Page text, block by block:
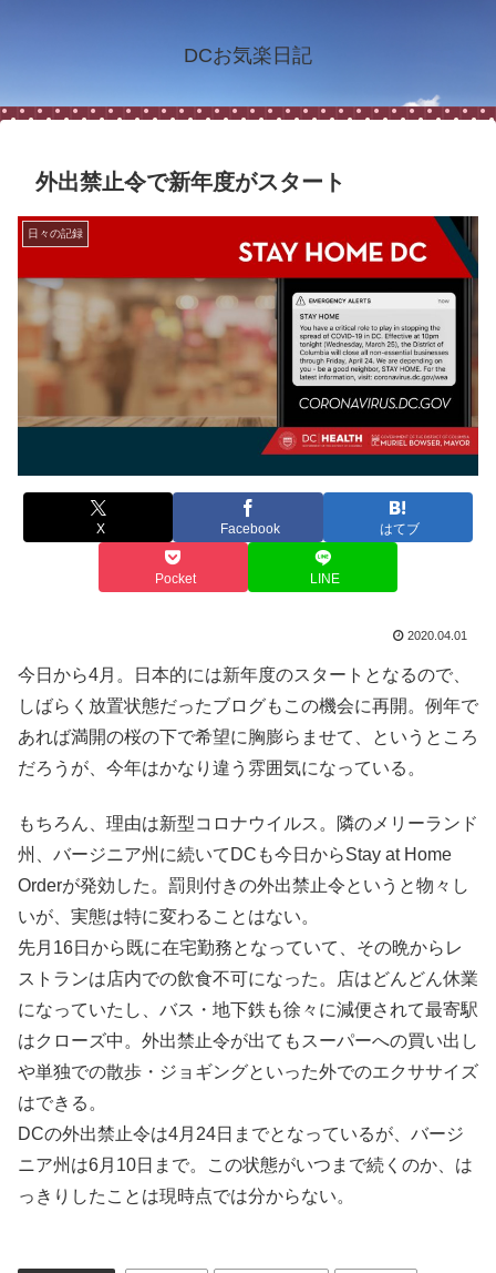
DCお気楽日記
外出禁止令で新年度がスタート
日々の記録
X Facebook はてブ
Pocket LINE
2020.04.01
今日から4月。日本的には新年度のスタートとなるので、
しばらく放置状態だったブログもこの機会に再開。例年で
あれば満開の桜の下で希望に胸膨らませて、というところ
だろうが、今年はかなり違う雰囲気になっている。
もちろん、理由は新型コロナウイルス。隣のメリーランド
州、バージニア州に続いてDCも今日からStay at Home
Orderが発効した。罰則付きの外出禁止令というと物々し
いが、実態は特に変わることはない。
先月16日から既に在宅勤務となっていて、その晩からレ
ストランは店内での飲食不可になった。店はどんどん休業
になっていたし、バス・地下鉄も徐々に減便されて最寄駅
はクローズ中。外出禁止令が出てもスーパーへの買い出し
や単独での散歩・ジョギングといった外でのエクササイズ
はできる。
DCの外出禁止令は4月24日までとなっているが、バージ
ニア州は6月10日まで。この状態がいつまで続くのか、は
っきりしたことは現時点では分からない。